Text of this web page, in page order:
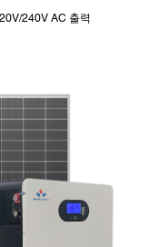
240V AC 출력